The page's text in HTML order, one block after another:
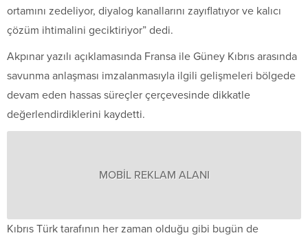
ortamını zedeliyor, diyalog kanallarını zayıflatıyor ve kalıcı
çözüm ihtimalini geciktiriyor” dedi.
Akpınar yazılı açıklamasında Fransa ile Güney Kıbrıs arasında
savunma anlaşması imzalanmasıyla ilgili gelişmeleri bölgede
devam eden hassas süreçler çerçevesinde dikkatle
değerlendirdiklerini kaydetti.
MOBİL REKLAM ALANI
Kıbrıs Türk tarafının her zaman olduğu gibi bugün de